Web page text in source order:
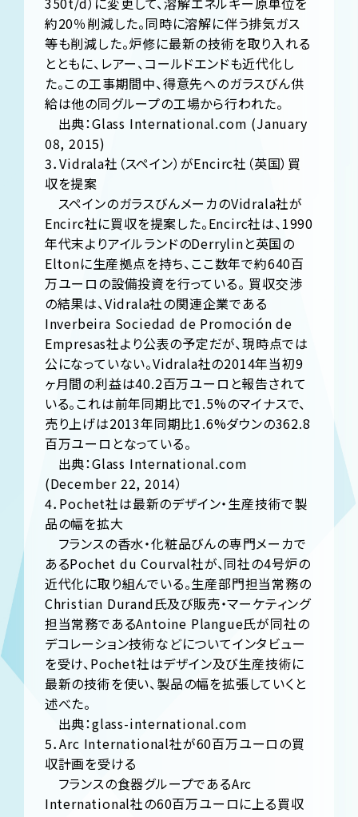
約20％削減した。同時に溶解に伴う排気ガス
等も削減した。炉修に最新の技術を取り入れる
とともに、レアー、コールドエンドも近代化し
た。この工事期間中、得意先へのガラスびん供
給は他の同グループの工場から行われた。
出典：Glass International.com (January
08, 2015)
3．Vidrala社（スペイン）がEncirc社（英国）買
収を提案
スペインのガラスびんメーカのVidrala社が
Encirc社に買収を提案した。Encirc社は、1990
年代末よりアイルランドのDerrylinと英国の
Eltonに生産拠点を持ち、ここ数年で約640百
万ユーロの設備投資を行っている。 買収交渉
の結果は、Vidrala社の関連企業である
Inverbeira Sociedad de Promoción de
Empresas社より公表の予定だが、現時点では
公になっていない。Vidrala社の2014年当初9
ヶ月間の利益は40.2百万ユーロと報告されて
いる。これは前年同期比で1.5%のマイナスで、
売り上げは2013年同期比1.6%ダウンの362.8
百万ユーロとなっている。
出典：Glass International.com
(December 22, 2014）
4．Pochet社は最新のデザイン・生産技術で製
品の幅を拡大
フランスの香水・化粧品びんの専門メーカで
あるPochet du Courval社が、同社の4号炉の
近代化に取り組んでいる。生産部門担当常務の
Christian Durand氏及び販売・マーケティング
担当常務であるAntoine Plangue氏が同社の
デコレーション技術などについてインタビュー
を受け、Pochet社はデザイン及び生産技術に
最新の技術を使い、製品の幅を拡張していくと
述べた。
出典：glass-international.com
5．Arc International社が60百万ユーロの買
収計画を受ける
フランスの食器グループであるArc
International社の60百万ユーロに上る買収